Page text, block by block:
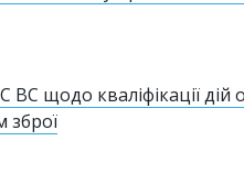
щодо кваліфікації дій
зброї